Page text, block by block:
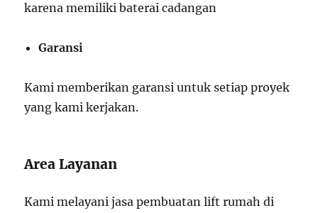
karena memiliki baterai cadangan
Garansi
Kami memberikan garansi untuk setiap proyek
yang kami kerjakan.
Area Layanan
Kami melayani jasa pembuatan lift rumah di